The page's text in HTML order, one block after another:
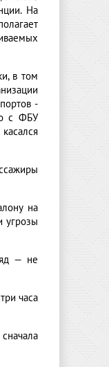
На
в том
-
с ФБУ
на
угрозы
— не
часа